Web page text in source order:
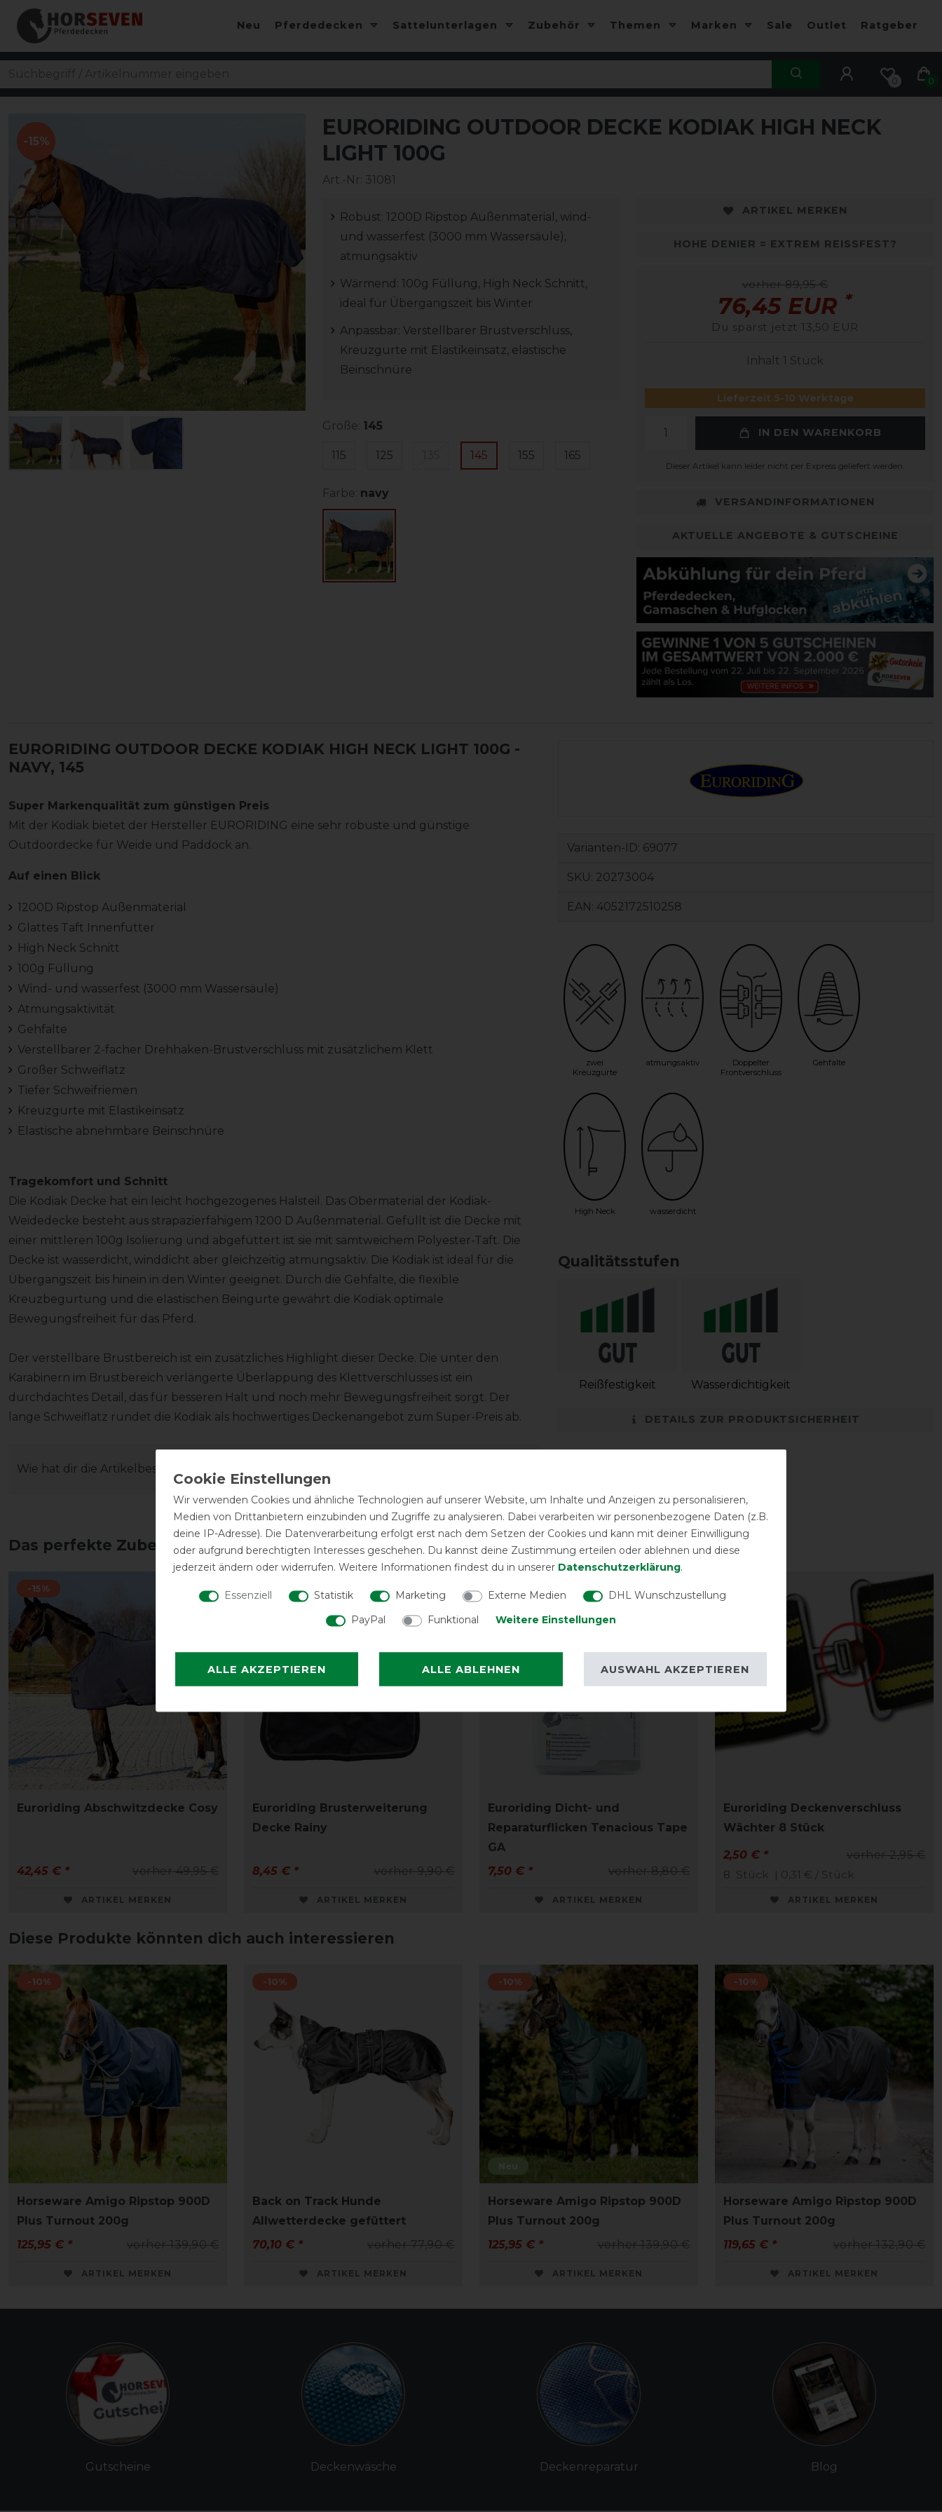
Neu Pferdedecken Sattelunterlagen Zubehör Themen Marken Sale Outlet Ratgeber
0 0
-15%
EURORIDING OUTDOOR DECKE KODIAK HIGH NECK
LIGHT 100G
Art.-Nr: 31081
Robust: 1200D Ripstop Außenmaterial, wind-
und wasserfest (3000 mm Wassersäule),
atmungsaktiv
Wärmend: 100g Füllung, High Neck Schnitt,
ideal für Übergangszeit bis Winter
Anpassbar: Verstellbarer Brustverschluss,
Kreuzgurte mit Elastikeinsatz, elastische
Beinschnüre
Größe: 145
115 125 145 155 165
Farbe: navy
ARTIKEL MERKEN
HOHE DENIER = EXTREM REISSFEST?
vorher 89,95 €
76,45 EUR *
Du sparst jetzt 13,50 EUR
Inhalt 1 Stück
Lieferzeit 5-10 Werktage
IN DEN WARENKORB
Dieser Artikel kann leider nicht per Express geliefert werden.
VERSANDINFORMATIONEN
AKTUELLE ANGEBOTE & GUTSCHEINE
EURORIDING OUTDOOR DECKE KODIAK HIGH NECK LIGHT 100G -
NAVY, 145
Super Markenqualität zum günstigen Preis
Mit der Kodiak bietet der Hersteller EURORIDING eine sehr robuste und günstige
Outdoordecke für Weide und Paddock an.
Auf einen Blick
1200D Ripstop Außenmaterial
Glattes Taft Innenfutter
High Neck Schnitt
100g Füllung
Wind- und wasserfest (3000 mm Wassersäule)
Atmungsaktivität
Gehfalte
Verstellbarer 2-facher Drehhaken-Brustverschluss mit zusätzlichem Klett
Großer Schweiflatz
Tiefer Schweifriemen
Kreuzgurte mit Elastikeinsatz
Elastische abnehmbare Beinschnüre
Tragekomfort und Schnitt
Die Kodiak Decke hat ein leicht hochgezogenes Halsteil. Das Obermaterial der Kodiak-
Weidedecke besteht aus strapazierfähigem 1200 D Außenmaterial. Gefüllt ist die Decke mit
einer mittleren 100g Isolierung und abgefüttert ist sie mit samtweichem Polyester-Taft. Die
Decke ist wasserdicht, winddicht aber gleichzeitig atmungsaktiv. Die Kodiak ist ideal für die
Übergangszeit bis hinein in den Winter geeignet. Durch die Gehfalte, die flexible
Kreuzbegurtung und die elastischen Beingurte gewährt die Kodiak optimale
Bewegungsfreiheit für das Pferd.
Der verstellbare Brustbereich ist ein zusätzliches Highlight dieser Decke. Die unter den
Karabinern im Brustbereich verlängerte Überlappung des Klettverschlusses ist ein
durchdachtes Detail, das für besseren Halt und noch mehr Bewegungsfreiheit sorgt. Der
lange Schweiflatz rundet die Kodiak als hochwertiges Deckenangebot zum Super-Preis ab.
Wie hat dir die Artikelbeschreibung gefallen?
Varianten-ID: 69077
SKU: 20273004
EAN: 4052172510258
zwei
Kreuzgurte
atmungsaktiv
Doppelter
Frontverschluss
Gehfalte
High Neck wasserdicht
Qualitätsstufen
Reißfestigkeit Wasserdichtigkeit
DETAILS ZUR PRODUKTSICHERHEIT
Das perfekte Zubehör für dich
-15%
Euroriding Abschwitzdecke Cosy
vorher 49,95 €
42,45 € *
ARTIKEL MERKEN
-15%
Euroriding Brusterweiterung
Decke Rainy
vorher 9,90 €
8,45 € *
ARTIKEL MERKEN
Euroriding Dicht- und
Reparaturflicken Tenacious Tape
GA
vorher 8,80 €
7,50 € *
ARTIKEL MERKEN
Euroriding Deckenverschluss
Wächter 8 Stück
vorher 2,95 €
2,50 € *
8 Stück | 0,31 € / Stück
ARTIKEL MERKEN
Diese Produkte könnten dich auch interessieren
-10%
Horseware Amigo Ripstop 900D
Plus Turnout 200g
vorher 139,90 €
125,95 € *
ARTIKEL MERKEN
-10%
Back on Track Hunde
Allwetterdecke gefüttert
vorher 77,90 €
70,10 € *
ARTIKEL MERKEN
Neu
-10%
Horseware Amigo Ripstop 900D
Plus Turnout 200g
vorher 139,90 €
125,95 € *
ARTIKEL MERKEN
-10%
Horseware Amigo Ripstop 900D
Plus Turnout 200g
vorher 132,90 €
119,65 € *
ARTIKEL MERKEN
Gutscheine Deckenwäsche Deckenreparatur Blog
Wir verwenden Cookies und ähnliche Technologien auf unserer Website, um Inhalte und Anzeigen zu personalisieren,
Medien von Drittanbietern einzubinden und Zugriffe zu analysieren. Dabei verarbeiten wir personenbezogene Daten (z.B.
deine IP-Adresse). Die Datenverarbeitung erfolgt erst nach dem Setzen der Cookies und kann mit deiner Einwilligung
oder aufgrund berechtigten Interesses geschehen. Du kannst deine Zustimmung erteilen oder ablehnen und diese
jederzeit ändern oder widerrufen. Weitere Informationen findest du in unserer Daten­schutz­erklärung.
Essenziell Statistik Marketing Externe Medien
DHL Wunschzustellung
PayPal
Funktional Weitere Einstellungen
ALLE AKZEPTIEREN ALLE ABLEHNEN AUSWAHL AKZEPTIEREN